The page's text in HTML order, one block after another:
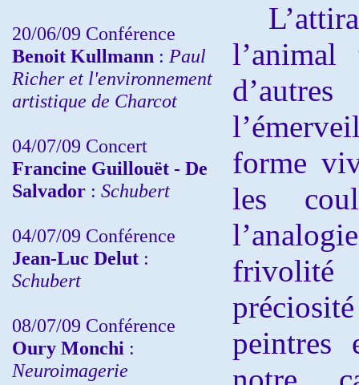
20/06/09 Conférence
Benoit Kullmann : Paul
Richer et l'environnement
artistique de Charcot
04/07/09 Concert
Francine Guillouët - De
Salvador : Schubert
04/07/09 Conférence
Jean-Luc Delut :
Schubert
08/07/09 Conférence
Oury Monchi :
Neuroimagerie
l’animal
forme
les
peintres